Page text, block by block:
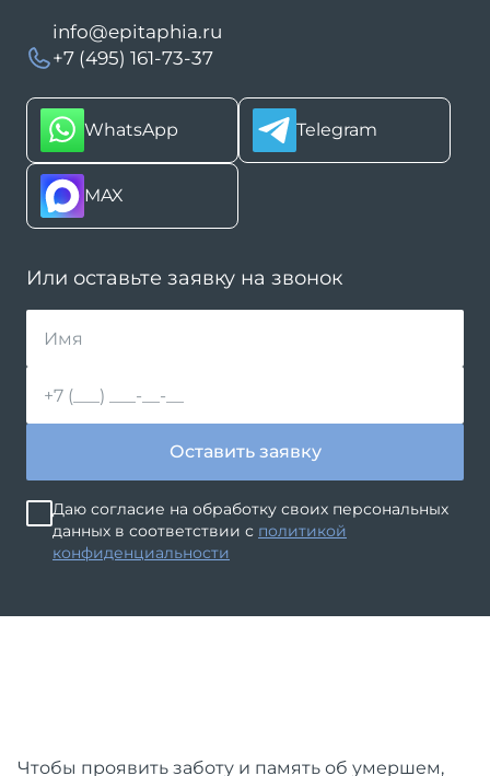
info@epitaphia.ru
+7 (495) 161-73-37
Или оставьте заявку на звонок
Оставить заявку
Даю согласие на обработку своих персональных
данных в соответствии с политикой
конфиденциальности
Чтобы проявить заботу и память об умершем,